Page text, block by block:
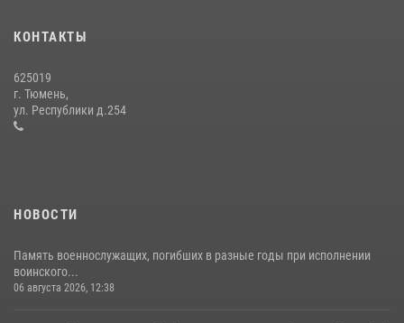
Росгвардейцы в День семьи, любви и верности оказали помощь
жителям Тюмени, оказавшимся в сложной жизненной ситуации
08 июля 2026, 09:38
КОНТАКТЫ
625019
г. Тюмень,
ул. Республики д.254
НОВОСТИ
Память военнослужащих, погибших в разные годы при исполнении
воинского...
06 августа 2026, 12:38